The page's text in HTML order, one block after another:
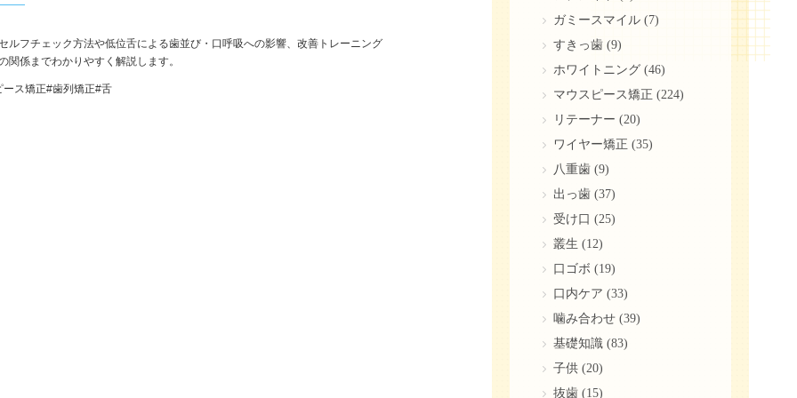
ルフチェック方法や低位舌による歯並び・口呼吸への影響、改善トレーニング
関係までわかりやすく解説します。
ース矯正#歯列矯正#舌
ガミースマイル(7)
すきっ歯(9)
ホワイトニング(46)
マウスピース矯正 (224)
リテーナー (20)
ワイヤー矯正 (35)
八重歯(9)
出っ歯(37)
受け口 (25)
叢生 (12)
口ゴボ (19)
口内ケア (33)
噛み合わせ(39)
基礎知識(83)
子供(20)
抜歯(15)